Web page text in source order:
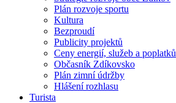
Plán rozvoje sportu
Kultura
Bezproudí
Publicity projektů
Ceny energií, služeb a poplatků
Občasník Zdíkovsko
Plán zimní údržby
Hlášení rozhlasu
Turista